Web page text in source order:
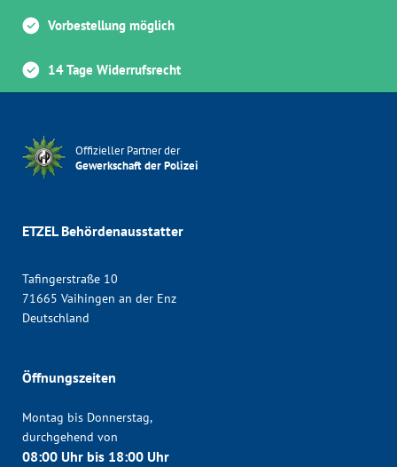
Vorbestellung möglich
14 Tage Widerrufsrecht
Offizieller Partner der
Gewerkschaft der Polizei
ETZEL Behördenausstatter
Tafingerstraße 10
71665 Vaihingen an der Enz
Deutschland
Öffnungszeiten
Montag bis Donnerstag,
durchgehend von
08:00 Uhr bis 18:00 Uhr